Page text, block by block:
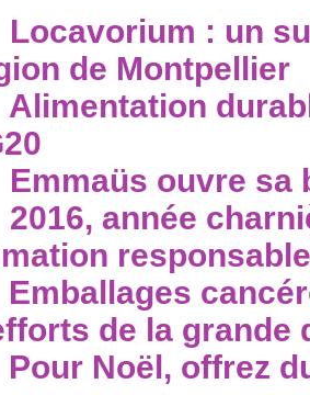
Locavorium : un
de Montpellier
Alimentation
Emmaüs ouvre sa
2016, année
Emballages
de la grande
Pour Noël, offrez